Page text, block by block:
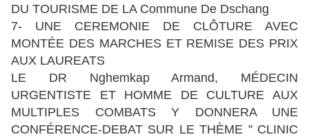
DU TOURISME DE LA Commune De Dschang
7- UNE CEREMONIE DE CLÔTURE AVEC
MONTÉE DES MARCHES ET REMISE DES PRIX
AUX LAUREATS
LE DR Nghemkap Armand, MÉDECIN
URGENTISTE ET HOMME DE CULTURE AUX
MULTIPLES COMBATS Y DONNERA UNE
CONFÉRENCE-DEBAT SUR LE THÈME " CLINIC